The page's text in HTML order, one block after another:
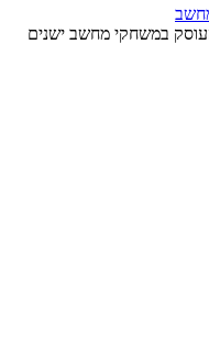
במשחקי מחשב ישנים